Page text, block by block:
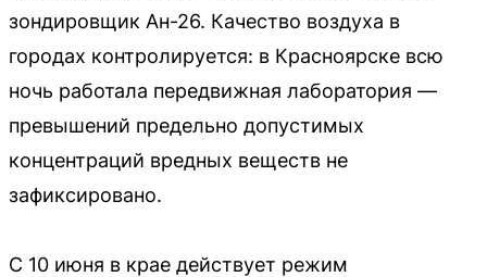
зондировщик Ан-26. Качество воздуха в
городах контролируется: в Красноярске всю
ночь работала передвижная лаборатория —
превышений предельно допустимых
концентраций вредных веществ не
зафиксировано.
С 10 июня в крае действует режим